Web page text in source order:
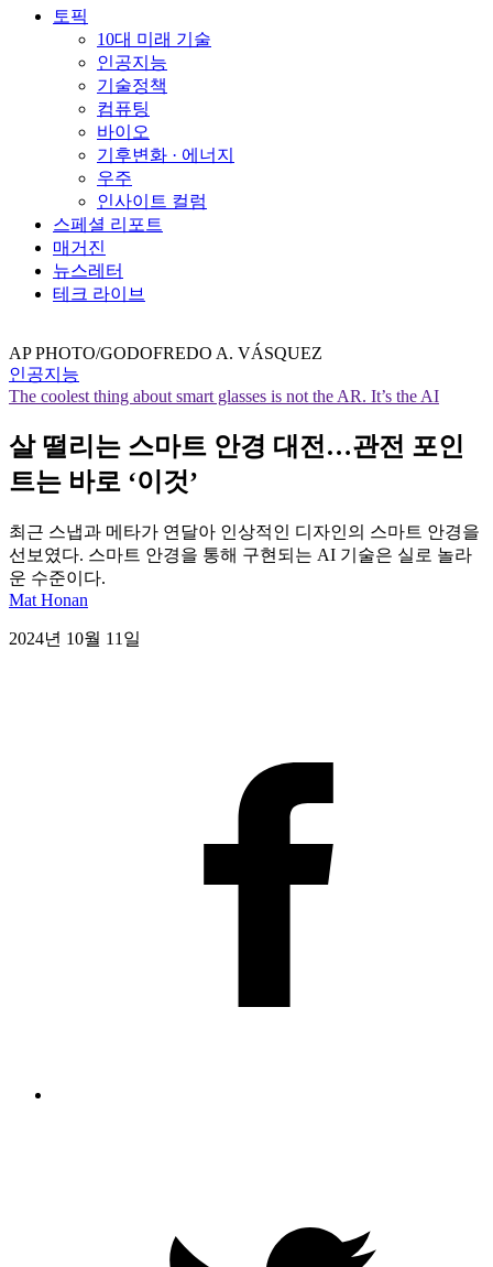
토픽
10대 미래 기술
인공지능
기술정책
컴퓨팅
바이오
기후변화 · 에너지
우주
인사이트 컬럼
스페셜 리포트
매거진
뉴스레터
테크 라이브
AP PHOTO/GODOFREDO A. VÁSQUEZ
인공지능
The coolest thing about smart glasses is not the AR. It’s the AI
살 떨리는 스마트 안경 대전…관전 포인
트는 바로 ‘이것’
최근 스냅과 메타가 연달아 인상적인 디자인의 스마트 안경을
선보였다. 스마트 안경을 통해 구현되는 AI 기술은 실로 놀라
운 수준이다.
Mat Honan
2024년 10월 11일